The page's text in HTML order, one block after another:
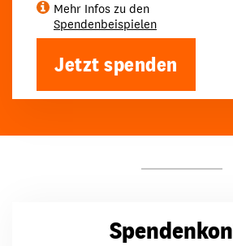
Mehr Infos zu den
Spendenbeispielen
Jetzt spenden